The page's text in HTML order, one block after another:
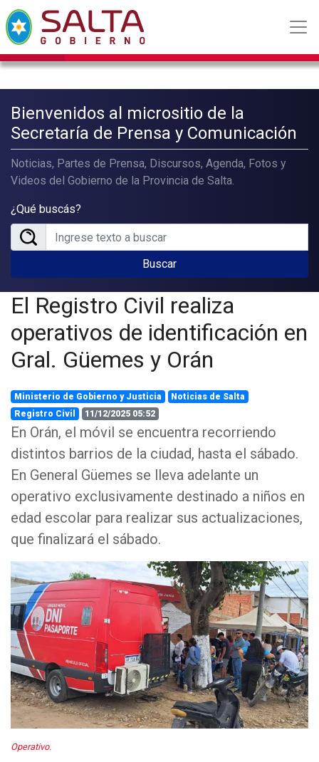
Bienvenidos al micrositio de la
Secretaría de Prensa y Comunicación
Noticias, Partes de Prensa, Discursos, Agenda, Fotos y
Videos del Gobierno de la Provincia de Salta.
¿Qué buscás?
Buscar
El Registro Civil realiza
operativos de identificación en
Gral. Güemes y Orán
Ministerio de Gobierno y Justicia
Noticias de Salta
Registro Civil
11/12/2025 05:52
En Orán, el móvil se encuentra recorriendo
distintos barrios de la ciudad, hasta el sábado.
En General Güemes se lleva adelante un
operativo exclusivamente destinado a niños en
edad escolar para realizar sus actualizaciones,
que finalizará el sábado.
Operativo.